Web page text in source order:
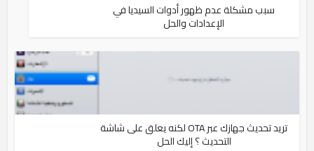
سبب مشكلة عدم ظهور أدوات السيديا في
الإعدادات والحل
تريد تحديث جهازك عبر OTA لكنه يعلق على شاشة
التحديث ؟ إليك الحل